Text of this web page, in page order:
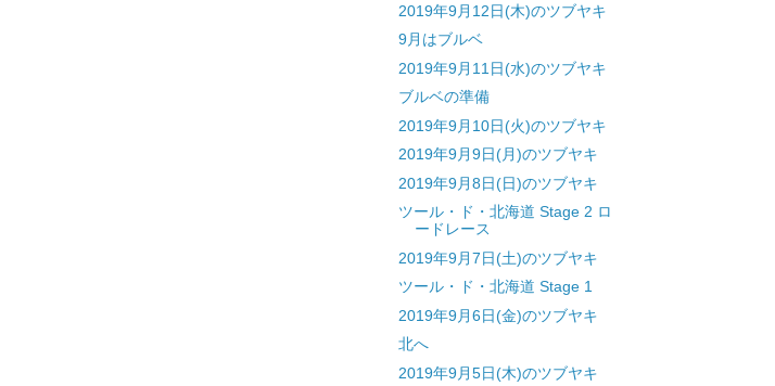
2019年9月12日(木)のツブヤキ
9月はブルベ
2019年9月11日(水)のツブヤキ
ブルベの準備
2019年9月10日(火)のツブヤキ
2019年9月9日(月)のツブヤキ
2019年9月8日(日)のツブヤキ
ツール・ド・北海道 Stage 2 ロ
ードレース
2019年9月7日(土)のツブヤキ
ツール・ド・北海道 Stage 1
2019年9月6日(金)のツブヤキ
北へ
2019年9月5日(木)のツブヤキ